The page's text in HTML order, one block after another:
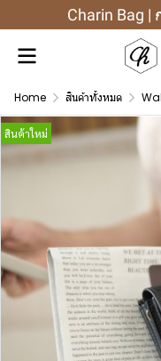
Charin Bag |
Home สินค้าทั้งหมด
สินค้าใหม่